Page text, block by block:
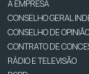
A EMPRESA
CONSELHO GERAL
CONSELHO DE
CONTRATO DE
RÁDIO E TELEVISÃO